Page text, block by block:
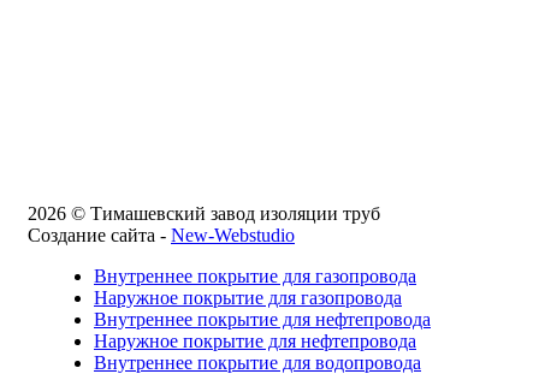
2026 © Тимашевский завод изоляции труб
Создание сайта - New-Webstudio
Внутреннее покрытие для газопровода
Наружное покрытие для газопровода
Внутреннее покрытие для нефтепровода
Наружное покрытие для нефтепровода
Внутреннее покрытие для водопровода